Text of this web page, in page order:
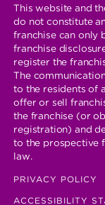
This website and
do not constitute
franchise can only
franchise
register the
The
to the residents of
offer or sell
the franchise (or
registration) and
to the prospective
law.
LEGAL
PRIVACY POLICY
ACCESSIBILITY